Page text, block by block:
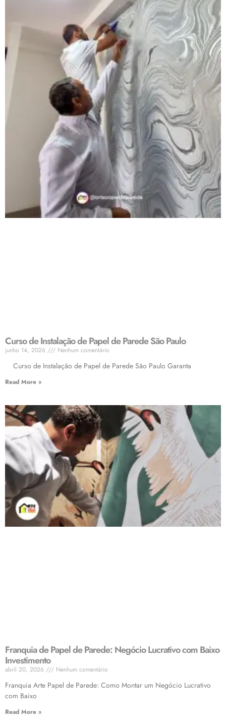
Curso de Instalação de Papel de Parede São Paulo
junho 14, 2026 Nenhum comentário
Curso de Instalação de Papel de Parede São Paulo Garanta
Read More »
Franquia de Papel de Parede: Negócio Lucrativo com Baixo
Investimento
abril 20, 2026 Nenhum comentário
Franquia Arte Papel de Parede: Como Montar um Negócio Lucrativo
com Baixo
Read More »